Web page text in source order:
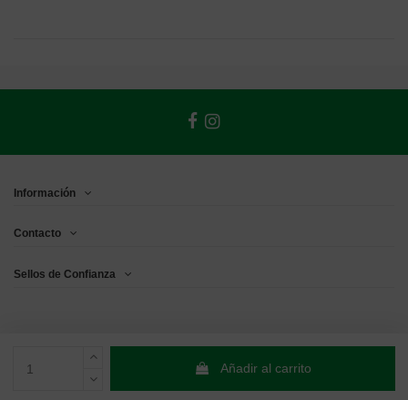
Añadir al carrito
Información
Contacto
Sellos de Confianza